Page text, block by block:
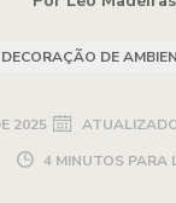
DECORAÇÃO DE
2025
4 MINUTOS PARA